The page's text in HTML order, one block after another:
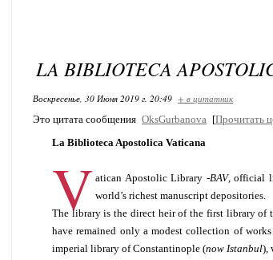
LA BIBLIOTECA
Воскресенье, 30 Июня 2019 г. 20:49 + в цитатник
Это цитата сообщения OksGurbanova [Прочитать
La Biblioteca Apostolica Vaticana
V atican Apostolic Library -BAV, official
world’s richest manuscript depositories.
The library is the direct heir of the first library of
have remained only a modest collection of
imperial library of Constantinople (now Istanbul),